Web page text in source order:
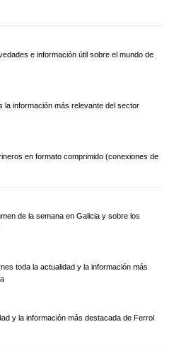
e información útil sobre el mundo de
la información más relevante del sector
en formato comprimido (conexiones de
de la semana en Galicia y sobre los
toda la actualidad y la información más
y la información más destacada de Ferrol